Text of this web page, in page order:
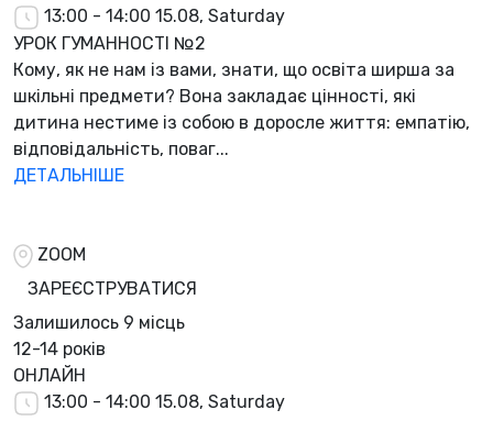
13:00 - 14:00 15.08, Saturday
УРОК ГУМАННОСТІ №2
Кому, як не нам із вами, знати, що освіта ширша за
шкільні предмети? Вона закладає цінності, які
дитина нестиме із собою в доросле життя: емпатію,
відповідальність, поваг...
ДЕТАЛЬНІШЕ
ZOOM
ЗАРЕЄСТРУВАТИСЯ
Залишилось 9 місць
12-14 років
ОНЛАЙН
13:00 - 14:00 15.08, Saturday